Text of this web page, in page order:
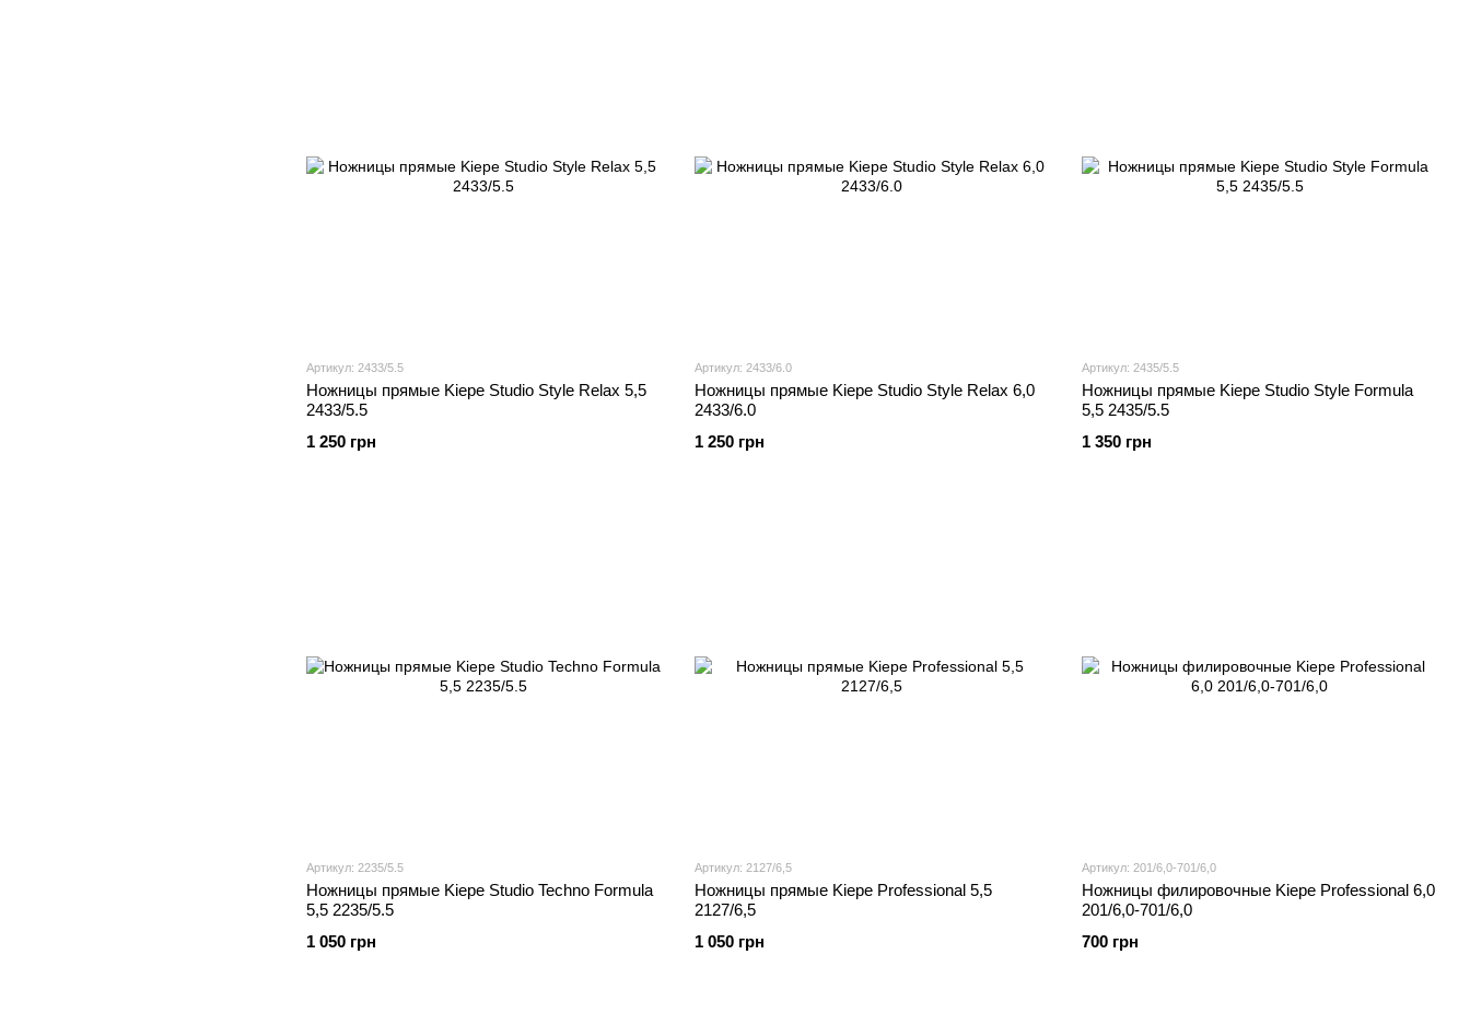
Артикул: 2433/5.5
Ножницы прямые Kiepe Studio Style Relax 5,5
2433/5.5
1 250 грн
Артикул: 2433/6.0
Ножницы прямые Kiepe Studio Style Relax 6,0
2433/6.0
1 250 грн
Артикул: 2435/5.5
Ножницы прямые Kiepe Studio Style Formula
5,5 2435/5.5
1 350 грн
Артикул: 2235/5.5
Ножницы прямые Kiepe Studio Techno Formula
5,5 2235/5.5
1 050 грн
Артикул: 2127/6,5
Ножницы прямые Kiepe Professional 5,5
2127/6,5
1 050 грн
Артикул: 201/6,0-701/6,0
Ножницы филировочные Kiepe Professional 6,0
201/6,0-701/6,0
700 грн